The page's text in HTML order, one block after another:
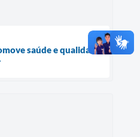
saúde e qualidade